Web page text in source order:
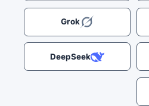
Grok
DeepSeek